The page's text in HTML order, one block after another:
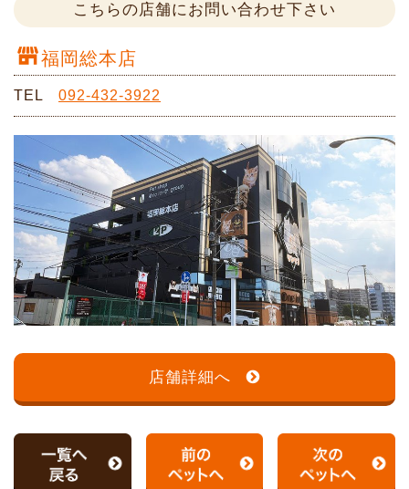
こちらの店舗にお問い合わせ下さい
福岡総本店
TEL 092-432-3922
店舗詳細へ